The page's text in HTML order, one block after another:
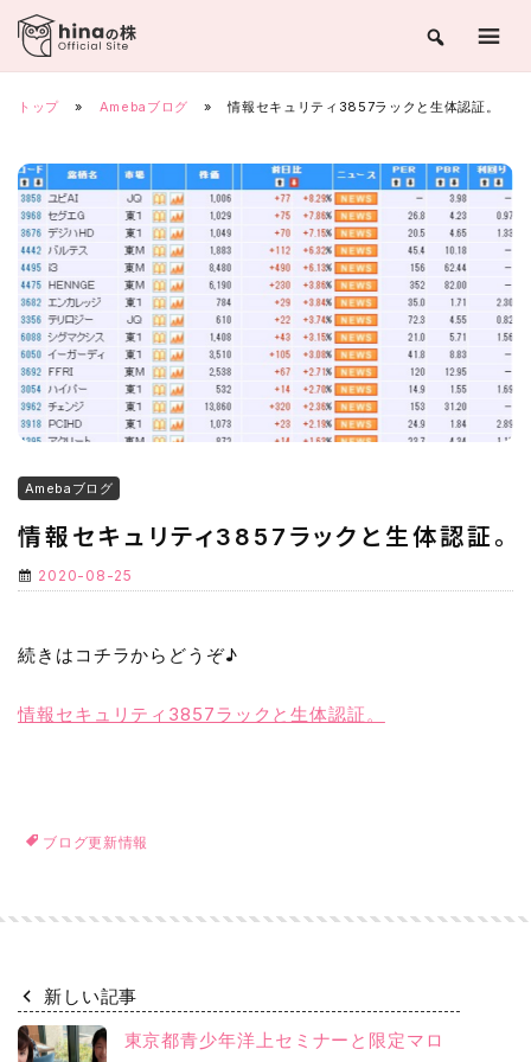
Skip
content
トップ » Amebaブログ » 情報セキュリティ3857ラックと生体認証。
Amebaブログ
情報セキュリティ3857ラックと生体認証。
2020-08-25
続きはコチラからどうぞ♪
情報セキュリティ3857ラックと生体認証。
ブログ更新情報
新しい記事
東京都青少年洋上セミナーと限定マロ